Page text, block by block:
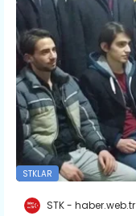
STKLAR
STK - haber.web.tr